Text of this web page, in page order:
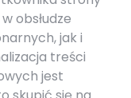
obsłudze
jak i
treści
jest